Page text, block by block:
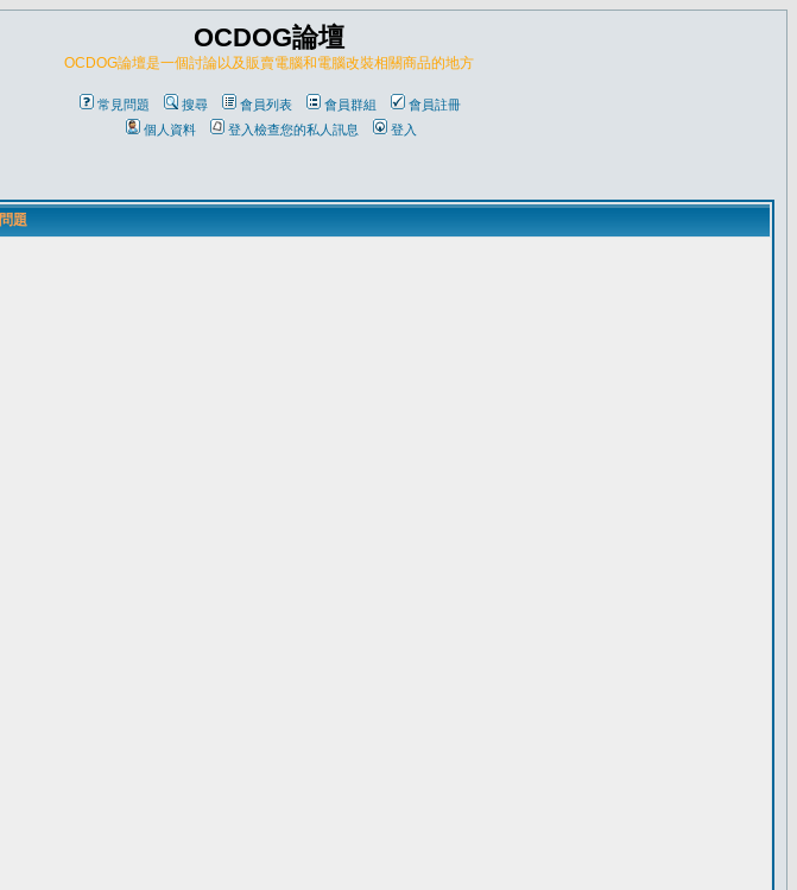
OCDOG論壇
OCDOG論壇是一個討論以及販賣電腦和電腦改裝相關商品的地方
常見問題 搜尋 會員列表 會員群組
會員註冊
個人資料
登入檢查您的私人訊息 登入
題